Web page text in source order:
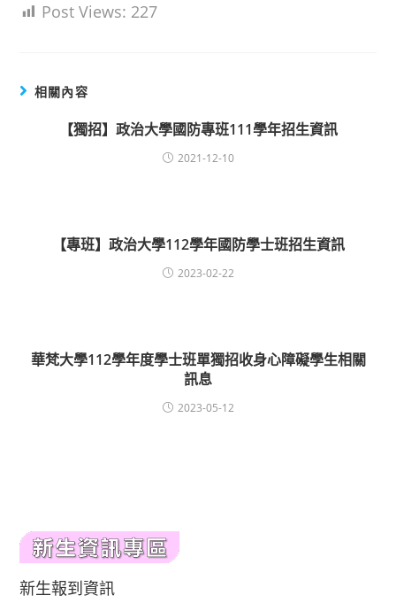
Post Views: 227
相關內容
【獨招】政治大學國防專班111學年招生資訊
2021-12-10
【專班】政治大學112學年國防學士班招生資訊
2023-02-22
華梵大學112學年度學士班單獨招收身心障礙學生相關
訊息
2023-05-12
新生報到資訊